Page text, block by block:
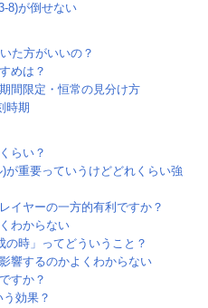
が倒せない
た方がいいの？
めは？
間限定・恒常の見分け方
時期
らい？
が重要っていうけどどれくらい強
イヤーの一方的有利ですか？
わからない
時」ってどういうこと？
響するのかよくわからない
すか？
効果？